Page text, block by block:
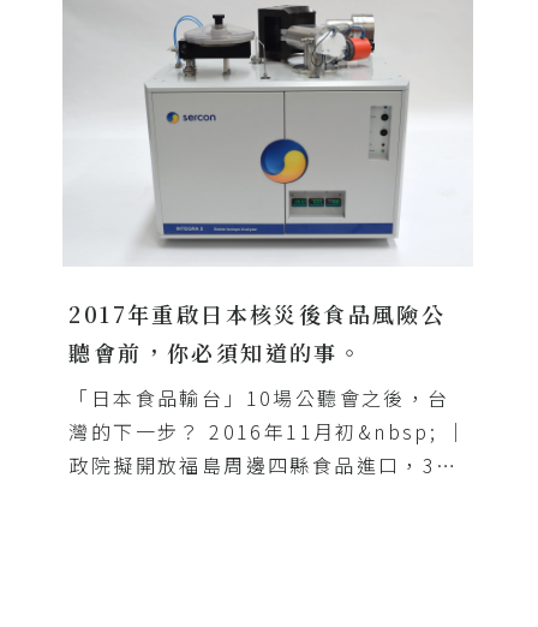
2017年重啟日本核災後食品風險公
聽會前，你必須知道的事。
「日本食品輸台」10場公聽會之後，台
灣的下一步？ 2016年11月初&nbsp; │
政院擬開放福島周邊四縣食品進口，3天